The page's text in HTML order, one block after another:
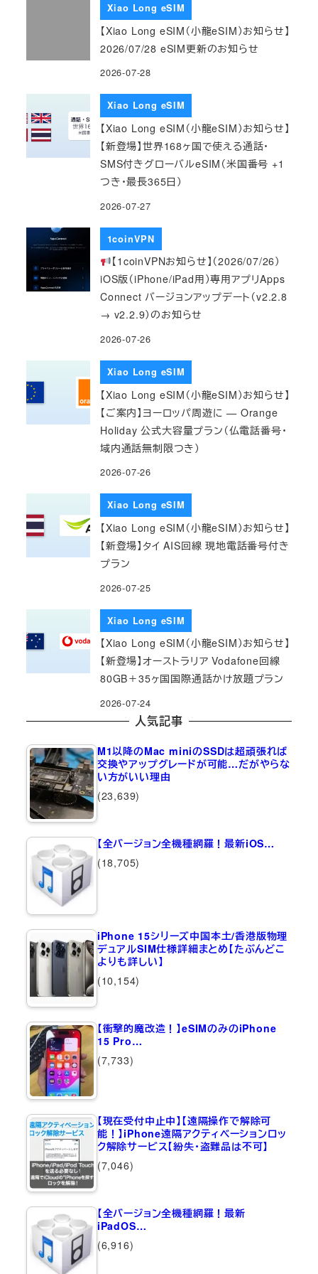
Xiao Long eSIM
【Xiao Long eSIM（小龍eSIM）お知らせ】
2026/07/28 eSIM更新のお知らせ
2026-07-28
Xiao Long eSIM
【Xiao Long eSIM（小龍eSIM）お知らせ】
【新登場】世界168ヶ国で使える通話・
SMS付きグローバルeSIM（米国番号 +1
つき・最長365日）
2026-07-27
1coinVPN
【1coinVPNお知らせ】（2026/07/26）
iOS版（iPhone/iPad用）専用アプリApps
Connect バージョンアップデート（v2.2.8
→ v2.2.9）のお知らせ
2026-07-26
Xiao Long eSIM
【Xiao Long eSIM（小龍eSIM）お知らせ】
【ご案内】ヨーロッパ周遊に — Orange
Holiday 公式大容量プラン（仏電話番号・
域内通話無制限つき）
2026-07-26
Xiao Long eSIM
【Xiao Long eSIM（小龍eSIM）お知らせ】
【新登場】タイ AIS回線 現地電話番号付き
プラン
2026-07-25
Xiao Long eSIM
【Xiao Long eSIM（小龍eSIM）お知らせ】
【新登場】オーストラリア Vodafone回線
80GB＋35ヶ国国際通話かけ放題プラン
2026-07-24
人気記事
M1以降のMac miniのSSDは超頑張れば
交換やアップグレードが可能…だがやらな
い方がいい理由
(23,639)
【全バージョン全機種網羅！最新iOS…
(18,705)
iPhone 15シリーズ中国本土/香港版物理
デュアルSIM仕様詳細まとめ【たぶんどこ
よりも詳しい】
(10,154)
【衝撃的魔改造！】eSIMのみのiPhone
15 Pro…
(7,733)
【現在受付中止中】【遠隔操作で解除可
能！】iPhone遠隔アクティベーションロッ
ク解除サービス【紛失・盗難品は不可】
(7,046)
【全バージョン全機種網羅！最新
iPadOS…
(6,916)